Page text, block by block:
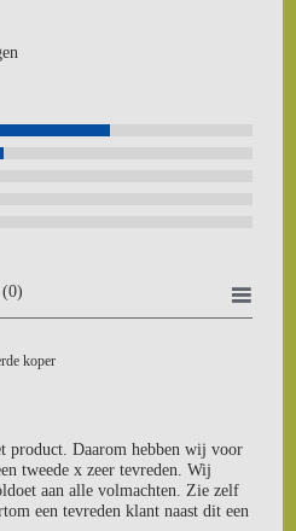
(0)
koper
product. Daarom hebben wij voor
tweede x zeer tevreden. Wij
aan alle volmachten. Zie zelf
een tevreden klant naast dit een